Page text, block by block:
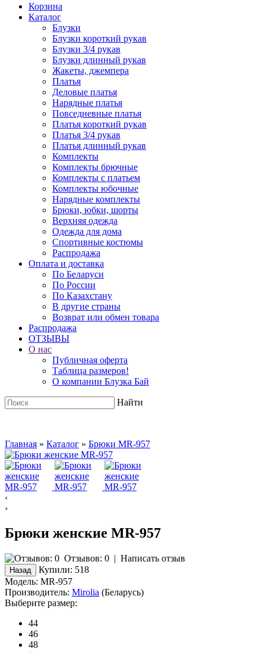
Корзина
Каталог
Блузки
Блузки короткий рукав
Блузки 3/4 рукав
Блузки длинный рукав
Жакеты, джемпера
Платья
Деловые платья
Нарядные платья
Повседневные платья
Платья короткий рукав
Платья 3/4 рукав
Платья длинный рукав
Комплекты
Комплекты брючные
Комплекты с платьем
Комплекты юбочные
Нарядные комплекты
Брюки, юбки, шорты
Верхняя одежда
Одежда для дома
Спортивные костюмы
Распродажа
Оплата и доставка
По Беларуси
По России
По Казахстану
В другие страны
Возврат или обмен товара
Распродажа
ОТЗЫВЫ
О нас
Публичная оферта
Таблица размеров!
О компании Блузка Бай
Найти
Главная » Каталог » Брюки MR-957
‹
›
Брюки женские MR-957
Отзывов: 0 | Написать отзыв
Купили: 518
Модель: MR-957
Производитель: Mirolia (Беларусь)
Выберите размер:
44
46
48